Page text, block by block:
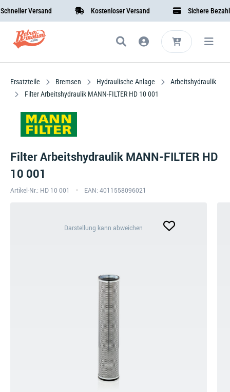
Versand Kostenloser Versand Sichere Bezahlung
Ersatzteile Bremsen Hydraulische Anlage
Arbeitshydraulik
Filter Arbeitshydraulik MANN-FILTER HD 10 001
Filter Arbeitshydraulik MANN-FILTER HD
10 001
Artikel-Nr.: HD 10 001 EAN: 4011558096021
Darstellung kann abweichen